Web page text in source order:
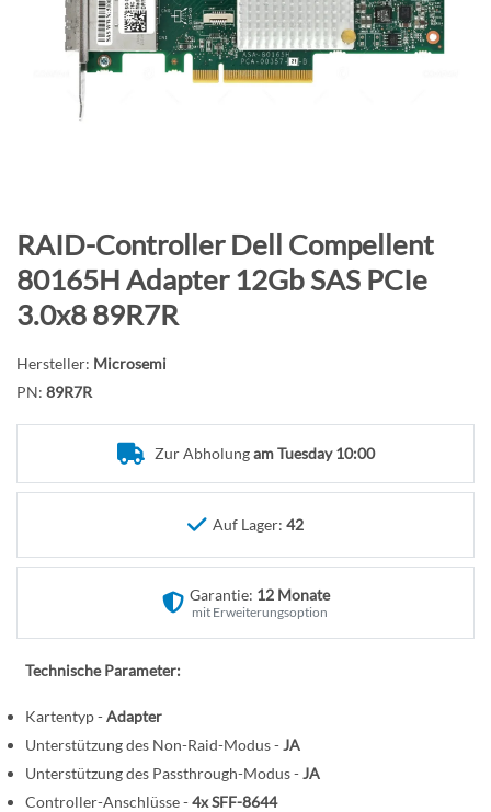
r
i
e
s
r
i
n
Z
u
m
A
f
a
n
B
d
g
RAID-Controller Dell Compellent
80165H Adapter 12Gb SAS PCIe
3.0x8 89R7R
Hersteller: Microsemi
PN: 89R7R
Zur Abholungam Tuesday 10:00
Auf Lager: 42
Garantie: 12 Monate
mit Erweiterungsoption
Technische Parameter:
Kartentyp -Adapter
Unterstützung des Non-Raid-Modus -JA
Unterstützung des Passthrough-Modus -JA
Controller-Anschlüsse -4x SFF-8644